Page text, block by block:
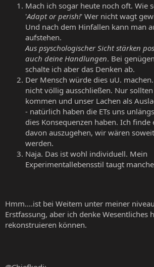
Mach ich sogar heute noch oft. Wie
'Adapt or perish!' Wer nicht wagt
Und nach dem Hinfallen kann man
aufstehen.
Aus psyschologischer Sicht stärken
auch deine Handlungen. Bei
schalte ich aber das Denken ab.
Der Mensch würde dies uU.
nicht völlig ausschließen. Nur sollten
kommen und unser Lachen als
- natürlich haben die ETs uns
dies Konsequenzen haben. Ich finde
davon auszugehen, wir wären
werden.
Naja. Das ist wohl individuell. Mein
Experimentallebensstil taugt
Hmm....ist bei Weitem unter meiner
Erstfassung, aber ich denke Wesentliches
rekonstruieren können.